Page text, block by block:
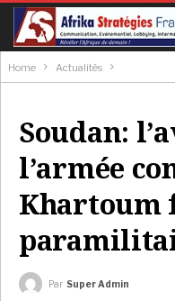
Home Actualités
Soudan:
l’armée
Khartoum
Par Super Admin